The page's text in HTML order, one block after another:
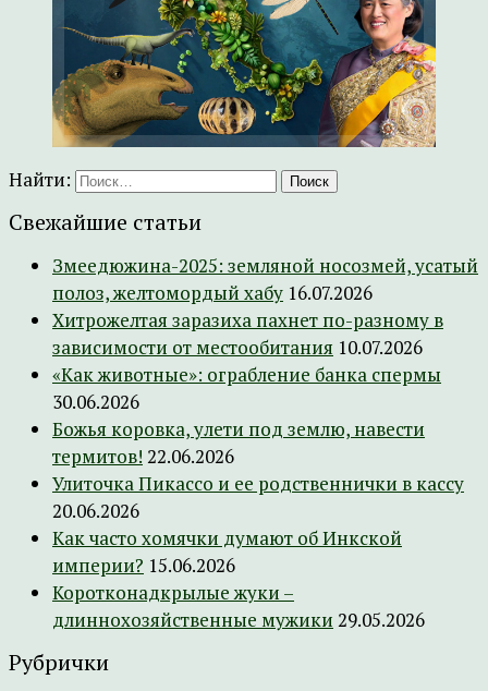
Найти:
Свежайшие статьи
Змеедюжина-2025: земляной носозмей, усатый
полоз, желтомордый хабу 16.07.2026
Хитрожелтая заразиха пахнет по-разному в
зависимости от местообитания 10.07.2026
«Как животные»: ограбление банка спермы
30.06.2026
Божья коровка, улети под землю, навести
термитов! 22.06.2026
Улиточка Пикассо и ее родственнички в кассу
20.06.2026
Как часто хомячки думают об Инкской
империи? 15.06.2026
Коротконадкрылые жуки –
длиннохозяйственные мужики 29.05.2026
Рубрички